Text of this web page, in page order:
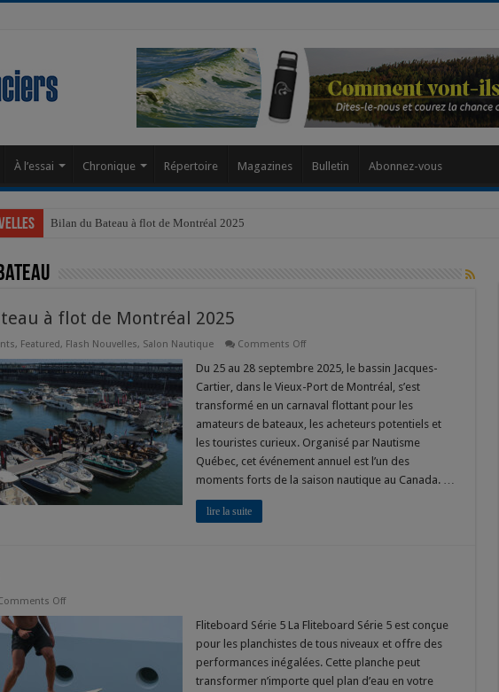
À l’essai Chronique Répertoire Magazines Bulletin Abonnez-vous
Bilan du Bateau à flot de Montréal 2025
Accessoires
à flot de Montréal 2025
, Featured, Flash Nouvelles, Salon Nautique Comments Offon
du
à
flot
de
Montréal
Du 25 au 28 septembre 2025, le bassin Jacques-
Cartier, dans le Vieux-Port de Montréal, s’est
transformé en un carnaval flottant pour les
amateurs de bateaux, les acheteurs potentiels et
les touristes curieux. Organisé par Nautisme
Québec, cet événement annuel est l’un des
moments forts de la saison nautique au Canada. …
lire la suite
Offon
Fliteboard Série 5 La Fliteboard Série 5 est conçue
pour les planchistes de tous niveaux et offre des
performances inégalées. Cette planche peut
transformer n’importe quel plan d’eau en votre
modal-check